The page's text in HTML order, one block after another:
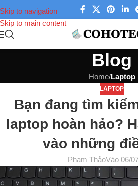
Skip to navigation
Skip to main content
Blog
Home/Laptop
LAPTOP
Bạn đang tìm
laptop hoàn hảo?
vào những
Phạm ThảoVào 06/